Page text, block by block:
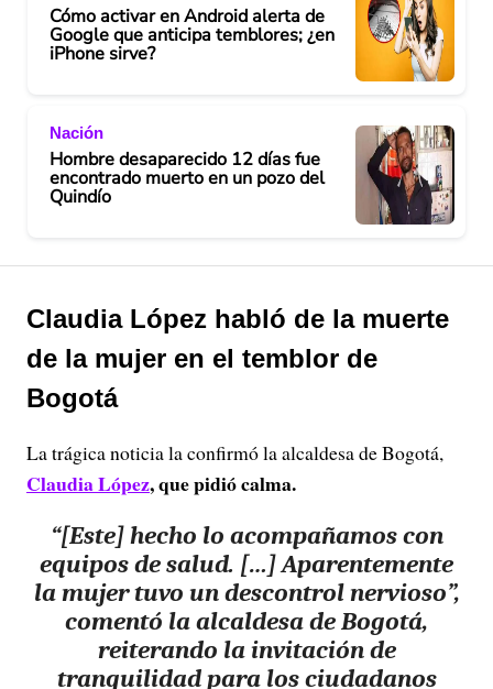
Cómo activar en Android alerta de
Google que anticipa temblores; ¿en
iPhone sirve?
Nación
Hombre desaparecido 12 días fue
encontrado muerto en un pozo del
Quindío
Claudia López habló de la muerte
de la mujer en el temblor de
Bogotá
La trágica noticia la confirmó la alcaldesa de Bogotá,
Claudia López, que pidió calma.
“[Este] hecho lo acompañamos con
equipos de salud. […]Aparentemente
la mujer tuvo un descontrol nervioso”,
comentó la alcaldesa de Bogotá,
reiterando la invitación de
tranquilidad para los ciudadanos